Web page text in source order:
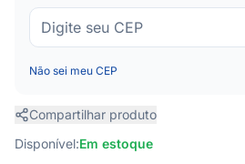
Não sei meu CEP
Compartilhar produto
Disponível:Em estoque